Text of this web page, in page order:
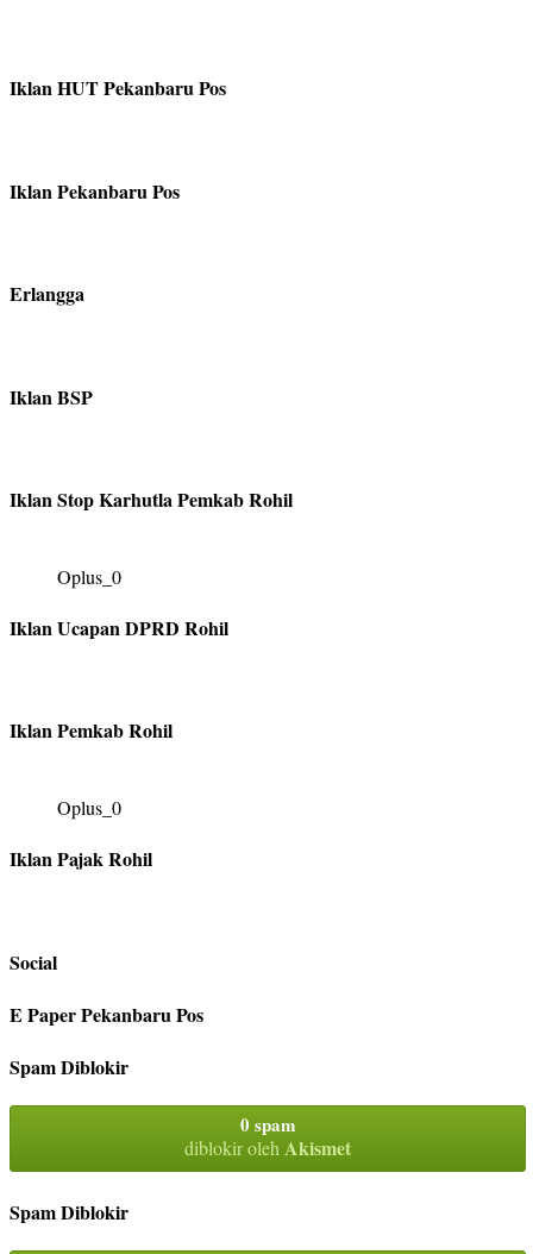
Iklan HUT Pekanbaru Pos
Iklan Pekanbaru Pos
Erlangga
Iklan BSP
Iklan Stop Karhutla Pemkab Rohil
Oplus_0
Iklan Ucapan DPRD Rohil
Iklan Pemkab Rohil
Oplus_0
Iklan Pajak Rohil
Social
E Paper Pekanbaru Pos
Spam Diblokir
0 spam
diblokir olehAkismet
Spam Diblokir